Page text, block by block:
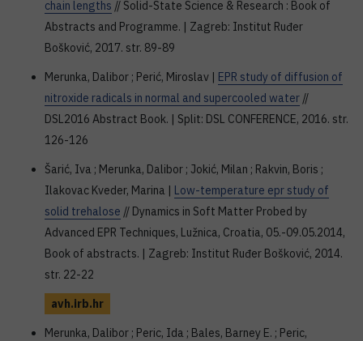
chain lengths // Solid-State Science & Research : Book of
Abstracts and Programme. | Zagreb: Institut Ruđer
Bošković, 2017. str. 89-89
Merunka, Dalibor ; Perić, Miroslav | EPR study of diffusion of
nitroxide radicals in normal and supercooled water //
DSL2016 Abstract Book. | Split: DSL CONFERENCE, 2016. str.
126-126
Šarić, Iva ; Merunka, Dalibor ; Jokić, Milan ; Rakvin, Boris ;
Ilakovac Kveder, Marina | Low-temperature epr study of
solid trehalose // Dynamics in Soft Matter Probed by
Advanced EPR Techniques, Lužnica, Croatia, 05.-09.05.2014,
Book of abstracts. | Zagreb: Institut Ruđer Bošković, 2014.
str. 22-22
avh.irb.hr
Merunka, Dalibor ; Peric, Ida ; Bales, Barney E. ; Peric,